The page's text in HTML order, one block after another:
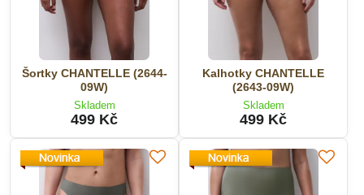
Šortky CHANTELLE (2644-
09W)
Skladem
499 Kč
Kalhotky CHANTELLE
(2643-09W)
Skladem
499 Kč